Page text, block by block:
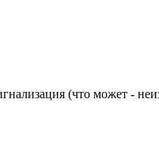
(что может -